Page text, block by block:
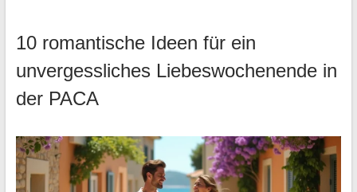
10 romantische Ideen für ein
unvergessliches Liebeswochenende in
der PACA